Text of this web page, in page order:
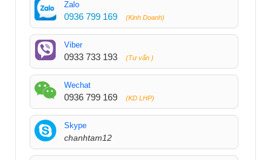
Zalo
0936 799 169 (Kinh Doanh)
Viber
0933 733 193 (Tư vấn )
Wechat
0936 799 169 (KD LHP)
Skype
chanhtam12